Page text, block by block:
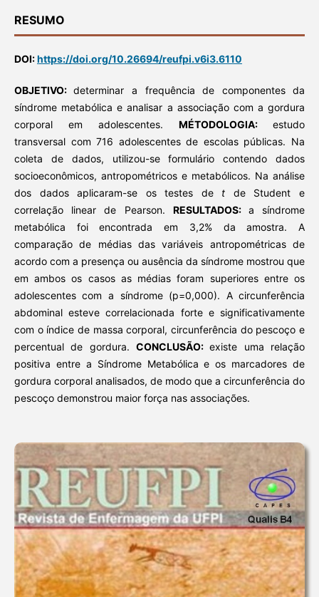
RESUMO
DOI:https://doi.org/10.26694/reufpi.v6i3.6110
OBJETIVO:determinar a frequência de componentes da
síndrome metabólica e analisar a associação com a gordura
corporal em adolescentes.MÉTODOLOGIA:estudo
transversal com 716 adolescentes de escolas públicas. Na
coleta de dados, utilizou-se formulário contendo dados
socioeconômicos, antropométricos e metabólicos. Na análise
dos dados aplicaram-se os testes de t de Student e
correlação linear de Pearson. RESULTADOS: a síndrome
metabólica foi encontrada em 3,2% da amostra. A
comparação de médias das variáveis antropométricas de
acordo com a presença ou ausência da síndrome mostrou que
em ambos os casos as médias foram superiores entre os
adolescentes com a síndrome (p=0,000). A circunferência
abdominal esteve correlacionada forte e significativamente
com o índice de massa corporal, circunferência do pescoço e
percentual de gordura. CONCLUSÃO:existe uma relação
positiva entre a Síndrome Metabólica e os marcadores de
gordura corporal analisados, de modo que a circunferência do
pescoço demonstrou maior força nas associações.